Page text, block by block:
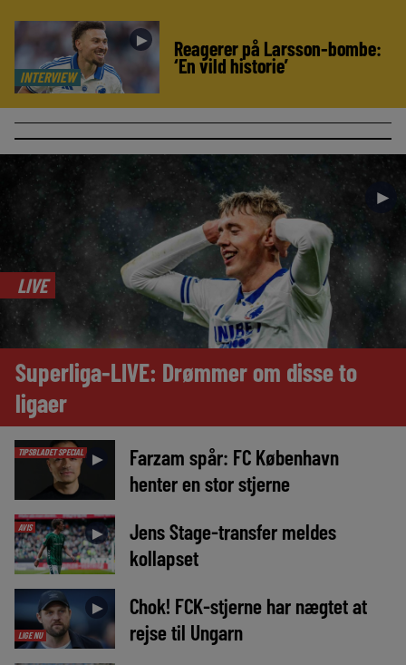
INTERVIEW
► Reagerer på Larsson-bombe:
‘En vild historie’
►
LIVE
Superliga-LIVE: Drømmer om disse to
ligaer
TIPSBLADET SPECIAL ►
Farzam spår: FC København
henter en stor stjerne
AVIS ►
Jens Stage-transfer meldes
kollapset
LIGE NU
►
Chok! FCK-stjerne har nægtet at
rejse til Ungarn